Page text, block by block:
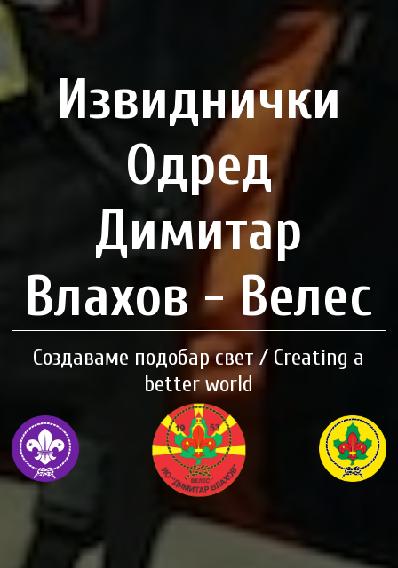
Извиднички
Одред
Димитар
Влахов - Велес
Создаваме подобар свет / Creating a
better world